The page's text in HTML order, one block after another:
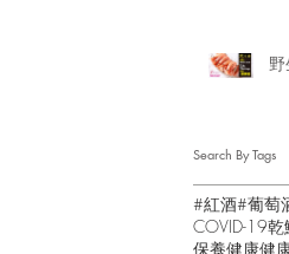
Search By Tags
#紅酒#葡萄
COVID-19乾
保養健康健